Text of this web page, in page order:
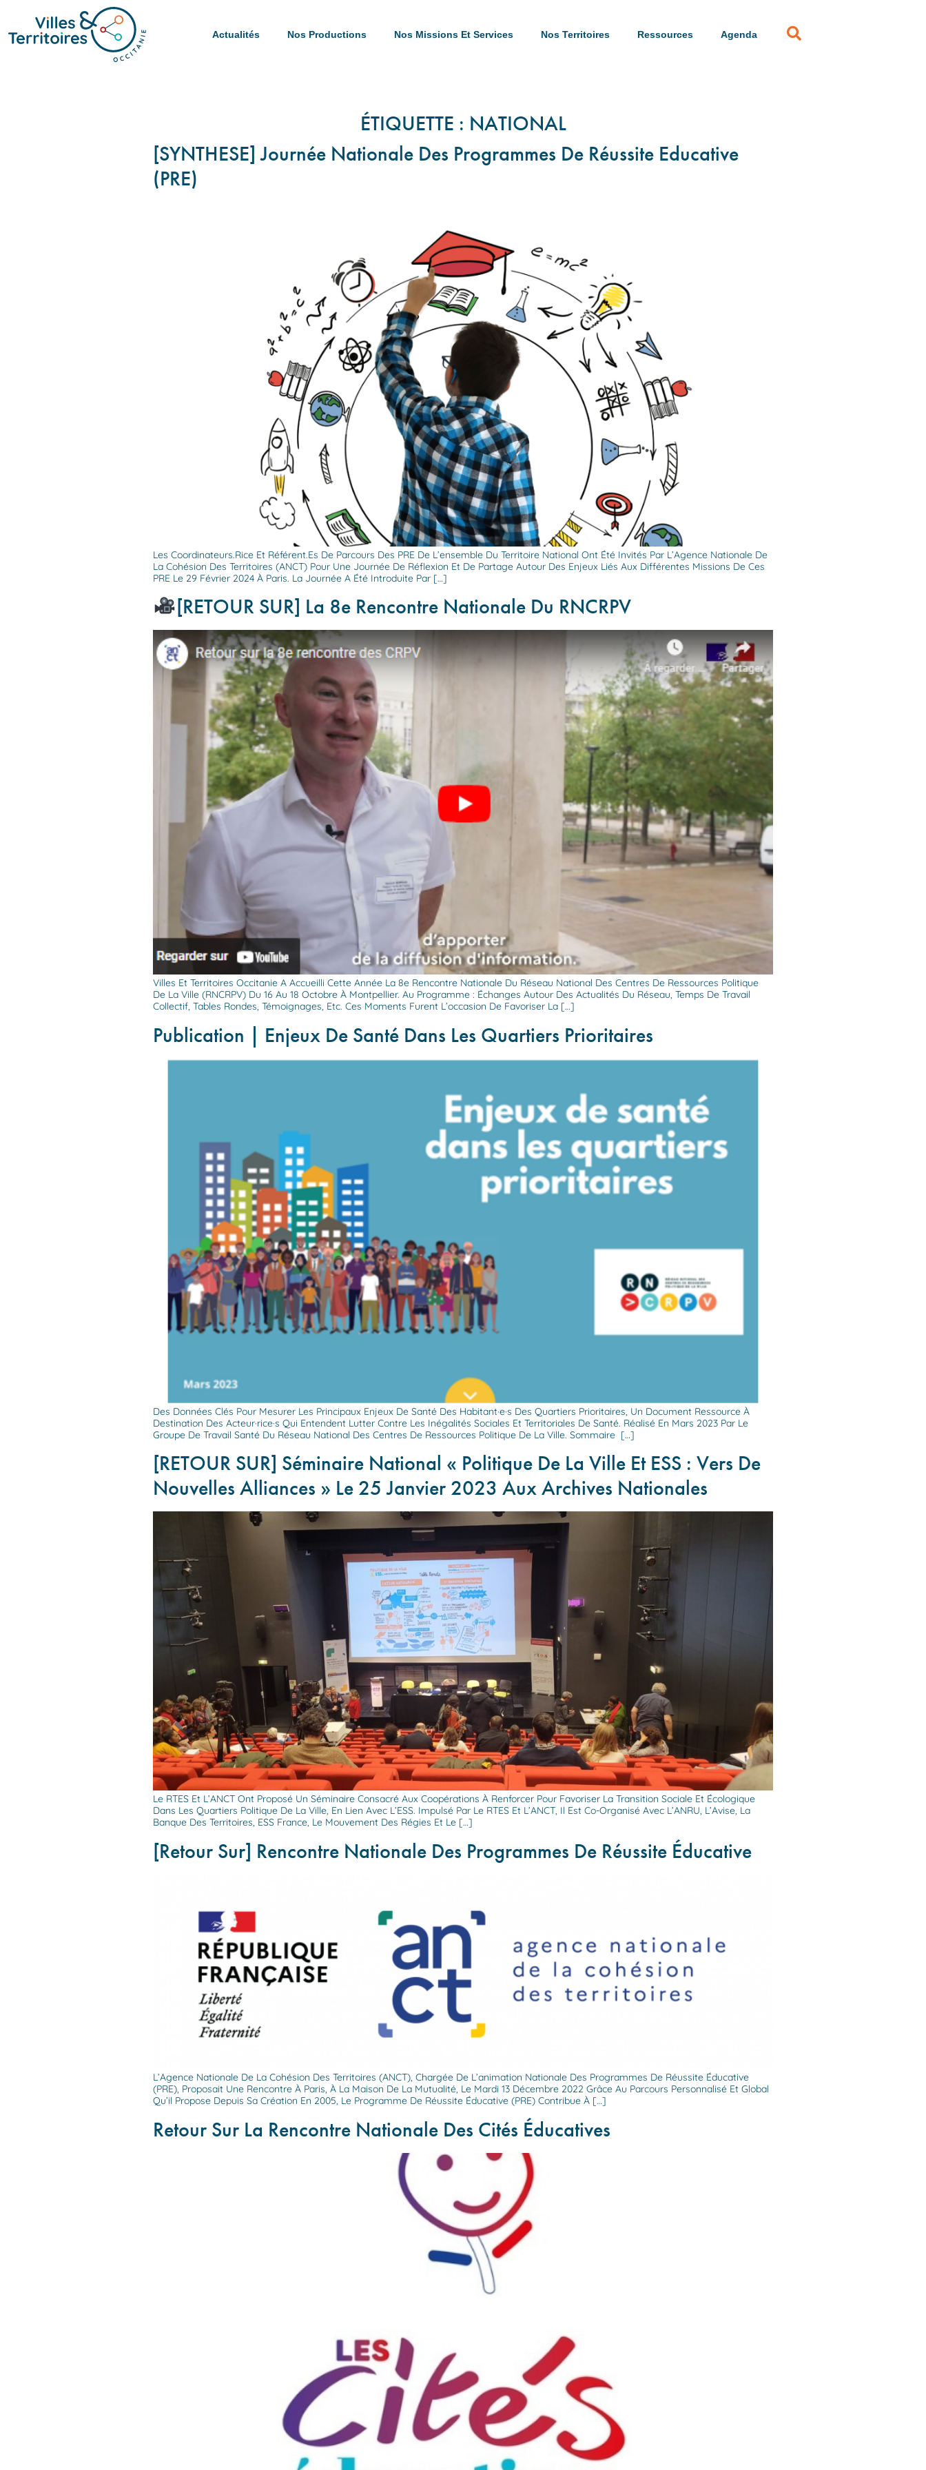
Actualités Nos Productions Nos Missions Et Services Nos Territoires Ressources Agenda
ÉTIQUETTE : NATIONAL
[SYNTHESE] Journée Nationale Des Programmes De Réussite Educative
(PRE)
Les Coordinateurs.rice Et Référent.es De Parcours Des PRE De L’ensemble Du Territoire National Ont Été Invités Par L’Agence Nationale De
La Cohésion Des Territoires (ANCT) Pour Une Journée De Réflexion Et De Partage Autour Des Enjeux Liés Aux Différentes Missions De Ces
PRE Le 29 Février 2024 À Paris. La Journée A Été Introduite Par […]
[RETOUR SUR] La 8e Rencontre Nationale Du RNCRPV
Villes Et Territoires Occitanie A Accueilli Cette Année La 8e Rencontre Nationale Du Réseau National Des Centres De Ressources Politique
De La Ville (RNCRPV) Du 16 Au 18 Octobre À Montpellier. Au Programme : Échanges Autour Des Actualités Du Réseau, Temps De Travail
Collectif, Tables Rondes, Témoignages, Etc. Ces Moments Furent L’occasion De Favoriser La […]
Publication | Enjeux De Santé Dans Les Quartiers Prioritaires
Des Données Clés Pour Mesurer Les Principaux Enjeux De Santé Des Habitant·e·s Des Quartiers Prioritaires, Un Document Ressource À
Destination Des Acteur·rice·s Qui Entendent Lutter Contre Les Inégalités Sociales Et Territoriales De Santé. Réalisé En Mars 2023 Par Le
Groupe De Travail Santé Du Réseau National Des Centres De Ressources Politique De La Ville. Sommaire […]
[RETOUR SUR] Séminaire National « Politique De La Ville Et ESS : Vers De
Nouvelles Alliances » Le 25 Janvier 2023 Aux Archives Nationales
Le RTES Et L’ANCT Ont Proposé Un Séminaire Consacré Aux Coopérations À Renforcer Pour Favoriser La Transition Sociale Et Écologique
Dans Les Quartiers Politique De La Ville, En Lien Avec L’ESS. Impulsé Par Le RTES Et L’ANCT, Il Est Co-Organisé Avec L’ANRU, L’Avise, La
Banque Des Territoires, ESS France, Le Mouvement Des Régies Et Le […]
[Retour Sur] Rencontre Nationale Des Programmes De Réussite Éducative
L’Agence Nationale De La Cohésion Des Territoires (ANCT), Chargée De L’animation Nationale Des Programmes De Réussite Éducative
(PRE), Proposait Une Rencontre À Paris, À La Maison De La Mutualité, Le Mardi 13 Décembre 2022 Grâce Au Parcours Personnalisé Et Global
Qu’il Propose Depuis Sa Création En 2005, Le Programme De Réussite Éducative (PRE) Contribue À […]
Retour Sur La Rencontre Nationale Des Cités Éducatives